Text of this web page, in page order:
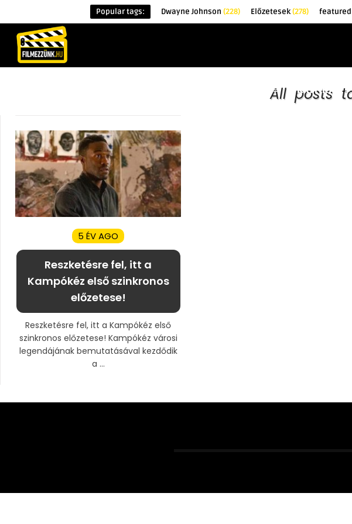
Popular tags: Dwayne Johnson (228) Előzetesek(278) featured
KRITIKÁK
All posts
5 ÉV AGO
Reszketésre fel, itt a
Kampókéz első szinkronos
előzetese!
Reszketésre fel, itt a Kampókéz első
szinkronos előzetese! Kampókéz városi
legendájának bemutatásával kezdődik
a ...